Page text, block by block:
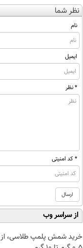
نظر شما
نام
ایمیل
* نظر
* کد امنیتی
از سراسر وب
خرید شمش پلمپ طلاسی، از